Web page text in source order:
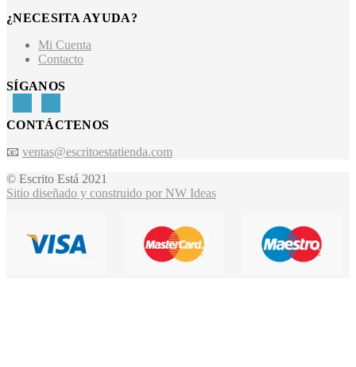
¿NECESITA AYUDA?
Mi Cuenta
Contacto
SÍGANOS
CONTÁCTENOS
📧 ventas@escritoestatienda.com
© Escrito Está 2021
Sitio diseñado y construido por NW Ideas